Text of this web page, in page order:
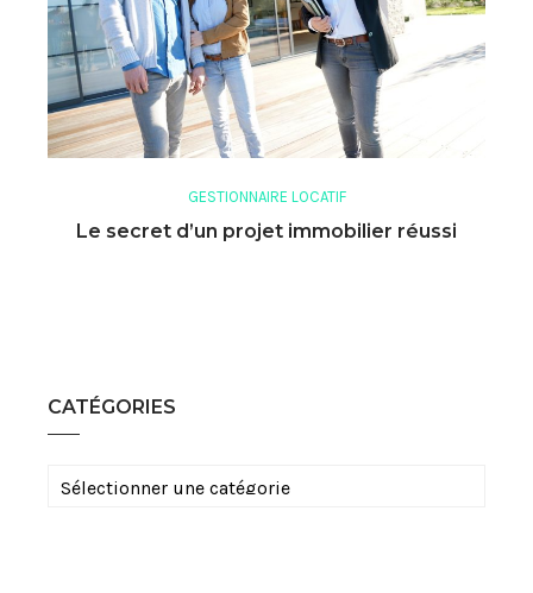
GESTIONNAIRE LOCATIF
Le secret d’un projet immobilier réussi
CATÉGORIES
Catégories